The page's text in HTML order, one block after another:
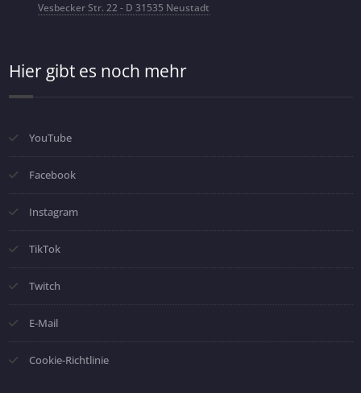
Vesbecker Str. 22 - D 31535 Neustadt
Hier gibt es noch mehr
YouTube
Facebook
Instagram
TikTok
Twitch
E-Mail
Cookie-Richtlinie